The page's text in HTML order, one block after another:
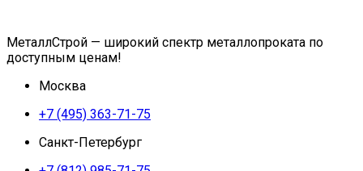
МеталлСтрой — широкий спектр металлопроката по
доступным ценам!
Москва
+7 (495) 363-71-75
Санкт-Петербург